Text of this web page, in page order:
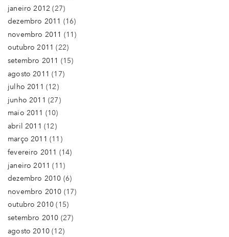
janeiro 2012 (27)
dezembro 2011 (16)
novembro 2011 (11)
outubro 2011 (22)
setembro 2011 (15)
agosto 2011 (17)
julho 2011 (12)
junho 2011 (27)
maio 2011 (10)
abril 2011 (12)
março 2011 (11)
fevereiro 2011 (14)
janeiro 2011 (11)
dezembro 2010 (6)
novembro 2010 (17)
outubro 2010 (15)
setembro 2010 (27)
agosto 2010(12)